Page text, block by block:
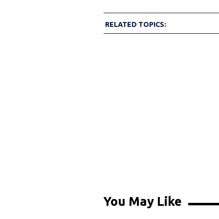
RELATED TOPICS:
You May Like